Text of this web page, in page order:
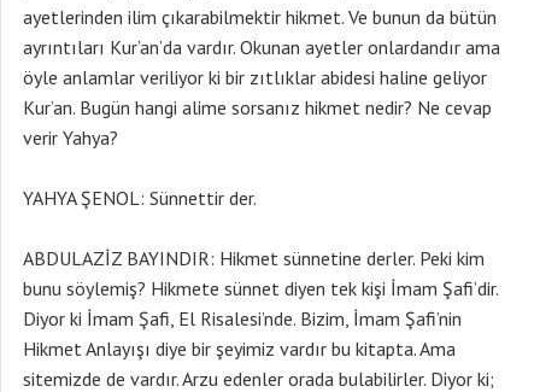
ayetlerinden ilim çıkarabilmektir hikmet. Ve bunun da bütün
ayrıntıları Kur’an’da vardır. Okunan ayetler onlardandır ama
öyle anlamlar veriliyor ki bir zıtlıklar abidesi haline geliyor
Kur’an. Bugün hangi alime sorsanız hikmet nedir? Ne cevap
verir Yahya?
YAHYA ŞENOL: Sünnettir der.
ABDULAZİZ BAYINDIR: Hikmet sünnetine derler. Peki kim
bunu söylemiş? Hikmete sünnet diyen tek kişi İmam Şafi’dir.
Diyor ki İmam Şafi, El Risalesi’nde. Bizim, İmam Şafi’nin
Hikmet Anlayışı diye bir şeyimiz vardır bu kitapta. Ama
sitemizde de vardır. Arzu edenler orada bulabilirler. Diyor ki;